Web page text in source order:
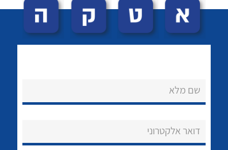
הצוות שלנו
שם מלא
דואר אלקטרוני